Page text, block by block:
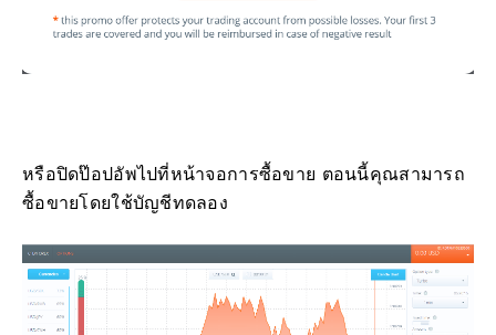
หรือปิดป๊อปอัพไปที่หน้าจอการซื้อขาย ตอนนี้คุณสามารถ
ซื้อขายโดยใช้บัญชีทดลอง